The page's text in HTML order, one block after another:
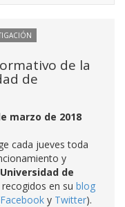
de la
de
marzo de 2018
cada jueves toda
y
de
en su blog
Facebook y Twitter).